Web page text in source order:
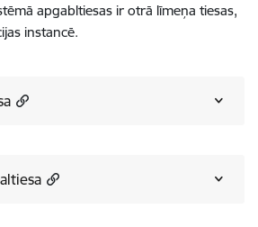
apgabltiesas ir otrā līmeņa tiesas,
instancē.